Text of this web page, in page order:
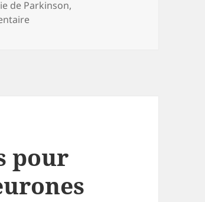
de Parkinson,
sur L’exenatide ne ralentit pas la
pour